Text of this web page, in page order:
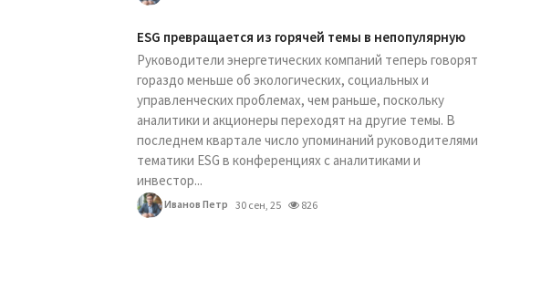
ESG превращается из горячей темы в непопулярную
Руководители энергетических компаний теперь говорят
гораздо меньше об экологических, социальных и
управленческих проблемах, чем раньше, поскольку
аналитики и акционеры переходят на другие темы. В
последнем квартале число упоминаний руководителями
тематики ESG в конференциях с аналитиками и
инвестор...
Иванов Петр 30 сен, 25 826